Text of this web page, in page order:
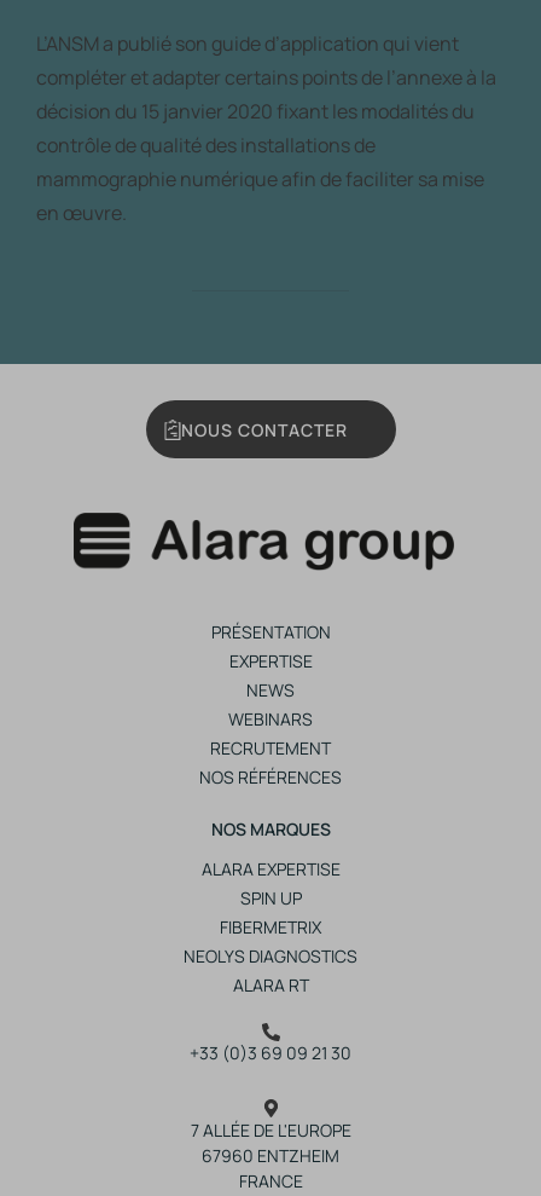
L’ANSM a publié son guide d’application qui vient
compléter et adapter certains points de l’annexe à la
décision du 15 janvier 2020 fixant les modalités du
contrôle de qualité des installations de
mammographie numérique afin de faciliter sa mise
en œuvre.
NOUS CONTACTER
PRÉSENTATION
EXPERTISE
NEWS
WEBINARS
RECRUTEMENT
NOS RÉFÉRENCES
NOS MARQUES
ALARA EXPERTISE
SPIN UP
FIBERMETRIX
NEOLYS DIAGNOSTICS
ALARA RT
+33 (0)3 69 09 21 30
7 ALLÉE DE L'EUROPE
67960 ENTZHEIM
FRANCE